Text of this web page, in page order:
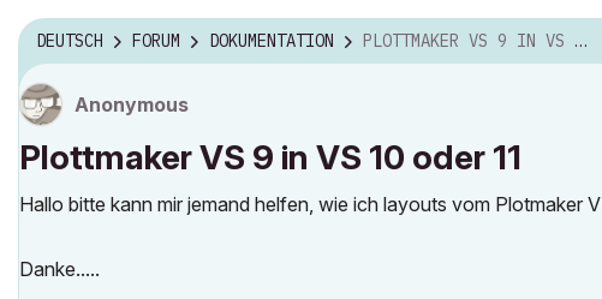
DEUTSCH FORUM DOKUMENTATION PLOTTMAKER VS 9 IN VS 10 ODER 11
Anonymous
Plottmaker VS 9 in VS 10 oder 11
Hallo bitte kann mir jemand helfen, wie ich layouts vom Plotmaker
Danke.....